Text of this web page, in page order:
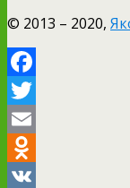
© 2013 – 2020,
Facebook
Twitter
Email
Odnoklassniki